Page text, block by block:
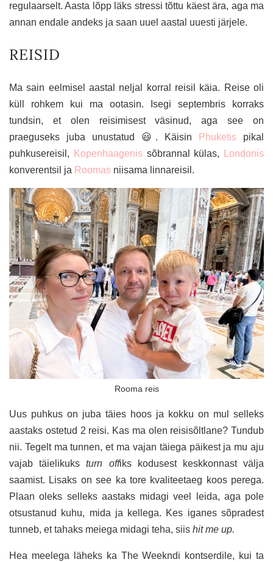
regulaarselt. Aasta lõpp läks stressi tõttu käest ära, aga ma
annan endale andeks ja saan uuel aastal uuesti järjele.
REISID
Ma sain eelmisel aastal neljal korral reisil käia. Reise oli
küll rohkem kui ma ootasin. Isegi septembris korraks
tundsin, et olen reisimisest väsinud, aga see on
praeguseks juba unustatud 😃. Käisin
Phuketis pikal
puhkusereisil,
Kopenhaagenissõbrannal külas,
Londonis
konverentsil ja Roomas niisama linnareisil.
Rooma reis
Uus puhkus on juba täies hoos ja kokku on mul selleks
aastaks ostetud 2 reisi. Kas ma olen reisisõltlane? Tundub
nii. Tegelt ma tunnen, et ma vajan täiega päikest ja mu aju
vajab täielikuksturn offiks kodusest keskkonnast välja
saamist. Lisaks on see ka tore kvaliteetaeg koos perega.
Plaan oleks selleks aastaks midagi veel leida, aga pole
otsustanud kuhu, mida ja kellega. Kes iganes sõpradest
tunneb, et tahaks meiega midagi teha, siis hit me up.
Hea meelega läheks ka The Weekndi kontserdile, kui ta